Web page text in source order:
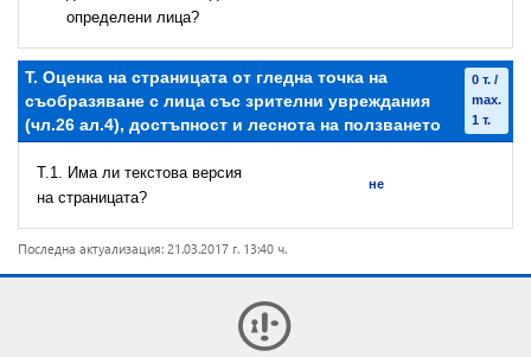
определени лица?
T. Оценка на страницата от гледна точка на
съобразяване с лица със зрителни увреждания
(чл.26 ал.4), достъпност и леснота на ползването
0 т. /
max.
1 т.
T.1. Има ли текстова версия
на страницата?
не
Последна актуализация: 21.03.2017 г. 13:40 ч.